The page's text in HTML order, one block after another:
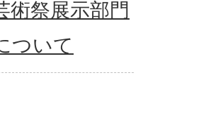
術祭展示部門
ついて